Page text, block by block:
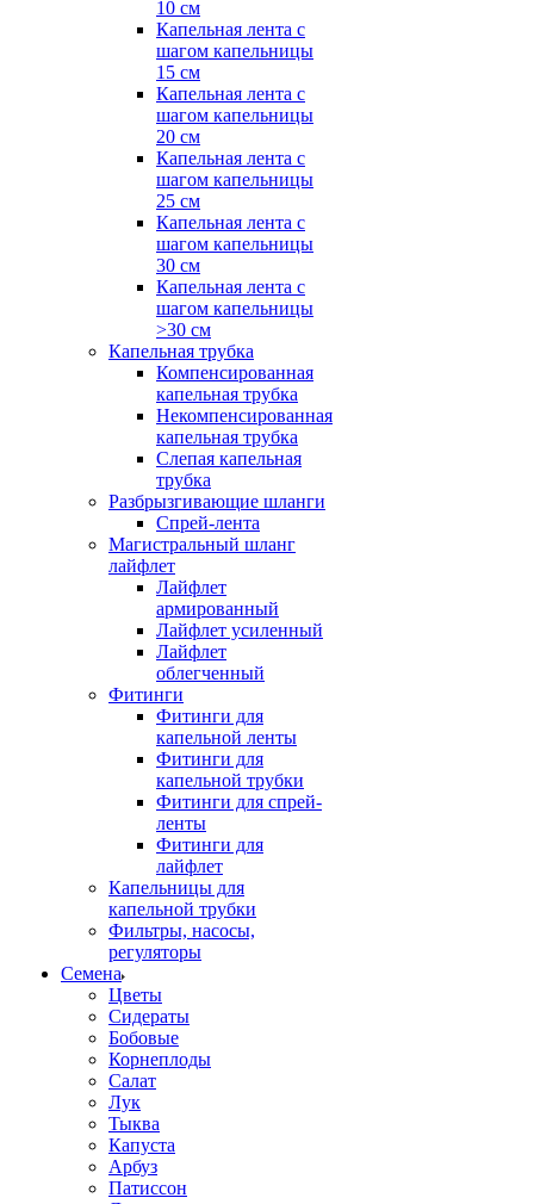
10 см
Капельная лента с
шагом капельницы
15 см
Капельная лента с
шагом капельницы
20 см
Капельная лента с
шагом капельницы
25 см
Капельная лента с
шагом капельницы
30 см
Капельная лента с
шагом капельницы
>30 см
Капельная трубка
Компенсированная
капельная трубка
Некомпенсированная
капельная трубка
Слепая капельная
трубка
Разбрызгивающие шланги
Спрей-лента
Магистральный шланг
лайфлет
Лайфлет
армированный
Лайфлет усиленный
Лайфлет
облегченный
Фитинги
Фитинги для
капельной ленты
Фитинги для
капельной трубки
Фитинги для спрей-
ленты
Фитинги для
лайфлет
Капельницы для
капельной трубки
Фильтры, насосы,
регуляторы
Семена
Цветы
Сидераты
Бобовые
Корнеплоды
Салат
Лук
Тыква
Капуста
Арбуз
Патиссон